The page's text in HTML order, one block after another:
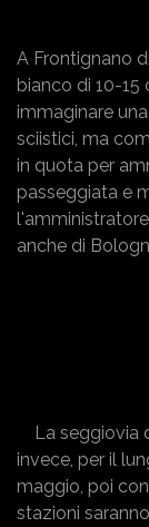
A Frontignano
bianco di 10-15
immaginare
sciistici, ma
in quota per
passeggiata e
anche di
La seggiovia
invece, per il
maggio, poi
stazioni